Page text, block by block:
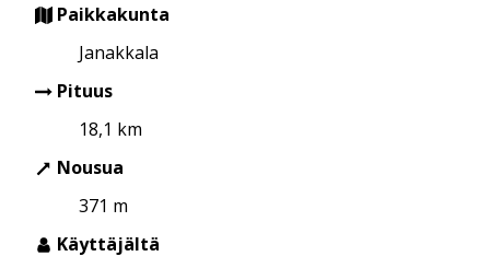
Paikkakunta
Janakkala
Pituus
18,1 km
Nousua
371 m
Käyttäjältä